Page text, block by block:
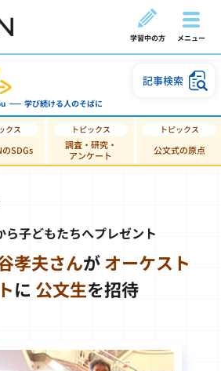
学習中の方 メニュー
学び続ける人のそばに
記事検索
のSDGs
調査・研究・
アンケート
公文式の原点
ら子どもたちへプレゼント
孝夫さんがオーケスト
に 公文生を招待